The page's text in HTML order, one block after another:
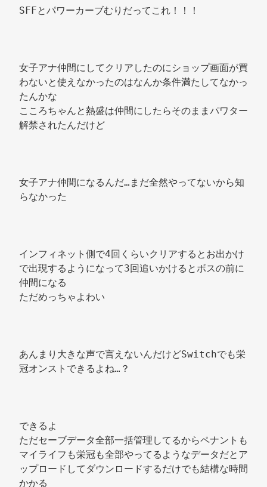
SFFとパワーカーブむりだってこれ！！！
女子アナ仲間にしてクリアしたのにショップ画面が買
わないと使えなかったのはなんか条件満たしてなかっ
たんかな
こころちゃんと熱盛は仲間にしたらそのままパワター
解禁されたんだけど
女子アナ仲間になるんだ…まだ全然やってないから知
らなかった
インフィネット側で4回くらいクリアするとお出かけ
で出現するようになって3回追いかけるとボスの前に
仲間になる
ただめっちゃよわい
あんまり大きな声で言えないんだけどSwitchでも栄
冠オンストできるよね…？
できるよ
ただセーブデータ全部一括管理してるからペナントも
マイライフも栄冠も全部やってるようなデータだとア
ップロードしてダウンロードするだけでも結構な時間
かかる